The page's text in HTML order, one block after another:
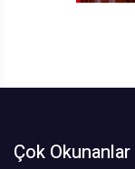
Çok Okunanlar